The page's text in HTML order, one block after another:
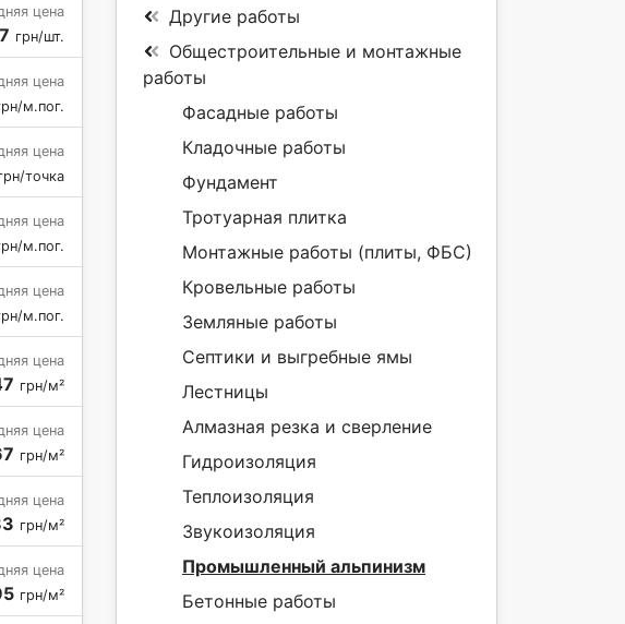
цена
грн/шт.
цена
м.пог.
цена
точка
цена
м.пог.
цена
м.пог.
цена
грн/м²
цена
грн/м²
цена
грн/м²
цена
грн/м²
Другие работы
Общестроительные и монтажные
работы
Фасадные работы
Кладочные работы
Фундамент
Тротуарная плитка
Монтажные работы (плиты, ФБС)
Кровельные работы
Земляные работы
Септики и выгребные ямы
Лестницы
Алмазная резка и сверление
Гидроизоляция
Теплоизоляция
Звукоизоляция
Промышленный альпинизм
Бетонные работы